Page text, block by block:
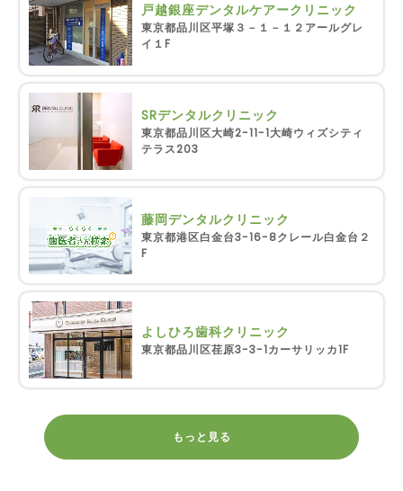
戸越銀座デンタルケアークリニック
東京都品川区平塚３－１－１２アールグレ
イ１F
SRデンタルクリニック
東京都品川区大崎2-11-1大崎ウィズシティ
テラス203
藤岡デンタルクリニック
東京都港区白金台3-16-8クレール白金台２
F
よしひろ歯科クリニック
東京都品川区荏原3-3-1カーサリッカ1F
もっと見る